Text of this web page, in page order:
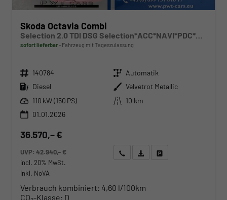
Skoda Octavia Combi
Selection 2.0 TDI DSG Selection*ACC*NAVI*PDC*LED*SHZ*AHK-SCHWENKBAR*TEMPOMAT
sofort lieferbar Fahrzeug mit Tageszulassung
Fahrzeugnr. 140784 Getriebe Automatik
Kraftstoff Diesel Außenfarbe Velvetrot Metallic
Leistung 110 kW (150 PS) Kilometerstand
10 km
01.01.2026
36.570,– €
UVP:42.940,– €
incl. 20% MwSt.
inkl. NoVA
Wir rufen Sie anAngebot drucken (PDF)
Verbrauch kombiniert: 4,60 l/100km
CO -Klasse: D